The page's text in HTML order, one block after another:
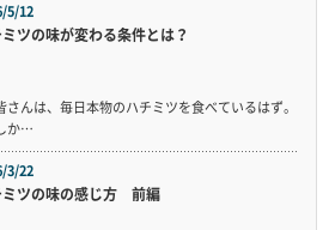
5/12
ツの味が変わる条件とは？
んは、毎日本物のハチミツを食べているはず。
か…
3/22
ミツの味の感じ方 前編